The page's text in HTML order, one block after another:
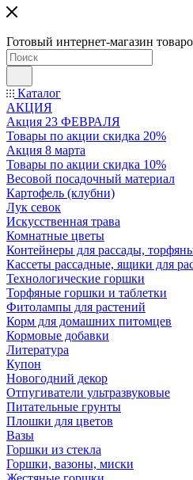
Готовый интернет-магазин
Каталог
АКЦИЯ
Акция 23 ФЕВРАЛЯ
Товары по акции скидка 20%
Акция 8 марта
Товары по акции скидка 10%
Весовой посадочный материал
Картофель (клубни)
Лук севок
Искусственная трава
Комнатные цветы
Контейнеры для рассады,
Кассеты рассадные, ящики для
Технологические горшки
Торфяные горшки и таблетки
Фитолампы для растений
Корм для домашних питомцев
Кормовые добавки
Литература
Купон
Новогодний декор
Отпугиватели ультразвуковые
Питательные грунты
Плошки для цветов
Вазы
Горшки из стекла
Горшки, вазоны, миски